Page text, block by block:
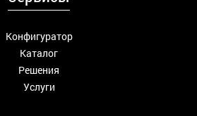
Конфигуратор
Каталог
Решения
Услуги